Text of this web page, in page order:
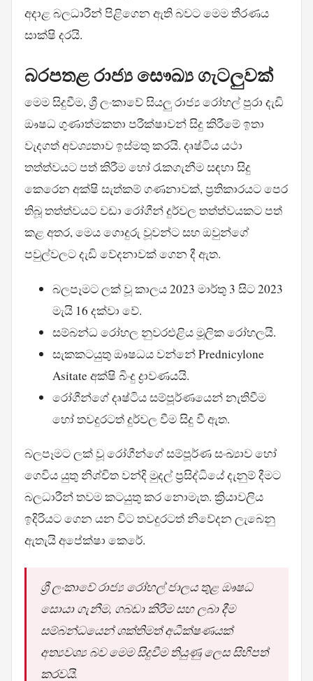
අදාළ බලධාරීන් පිළිගෙන ඇති බවට මෙම තීරණය
සාක්ෂි දරයි.
බරපතළ රාජ්‍ය සෞඛ්‍ය ගැටලුවක්
මෙම සිදුවීම, ශ්‍රී ලංකාවේ සියලු රාජ්‍ය රෝහල් පුරා දැඩි
ඖෂධ ගුණාත්මකතා පරීක්ෂාවන් සිදු කිරීමේ ඉතා
වැදගත් අවශ්‍යතාව ඉස්මතු කරයි. දෘෂ්ටිය යථා
තත්ත්වයට පත් කිරීම හෝ රැකගැනීම සඳහා සිදු
කෙරෙන අක්ෂි සැත්කම් ගණනාවක්, ප්‍රතිකාරයට පෙර
තිබූ තත්ත්වයට වඩා රෝගීන් දුර්වල තත්ත්වයකට පත්
කළ අතර, මෙය ගොදුරු වූවන්ට සහ ඔවුන්ගේ
පවුල්වලට දැඩි වේදනාවක් ගෙන දී ඇත.
බලපෑමට ලක් වූ කාලය 2023 මාර්තු 3 සිට 2023
මැයි 16 දක්වා වේ.
සම්බන්ධ රෝහල නුවරඑළිය මූලික රෝහලයි.
සැකකටයුතු ඖෂධය වන්නේ Prednicylone
Asitate අක්ෂි බිංදු ද්‍රාවණයයි.
රෝගීන්ගේ දෘෂ්ටිය සම්පූර්ණයෙන් නැතිවීම
හෝ තවදුරටත් දුර්වල වීම සිදු වී ඇත.
බලපෑමට ලක් වූ රෝගීන්ගේ සම්පූර්ණ සංඛ්‍යාව හෝ
ගෙවිය යුතු නිශ්චිත වන්දි මුදල් ප්‍රසිද්ධියේ දැනුම් දීමට
බලධාරීන් තවම කටයුතු කර නොමැත. ක්‍රියාවලිය
ඉදිරියට ගෙන යන විට තවදුරටත් නිවේදන ලැබෙනු
ඇතැයි අපේක්ෂා කෙරේ.
ශ්‍රී ලංකාවේ රාජ්‍ය රෝහල් ජාලය තුළ ඖෂධ
සොයා ගැනීම, ගබඩා කිරීම සහ ලබා දීම
සම්බන්ධයෙන් ශක්තිමත් අධීක්ෂණයක්
අත්‍යවශ්‍ය බව මෙම සිදුවීම තියුණු ලෙස සිහිපත්
කරවයි.